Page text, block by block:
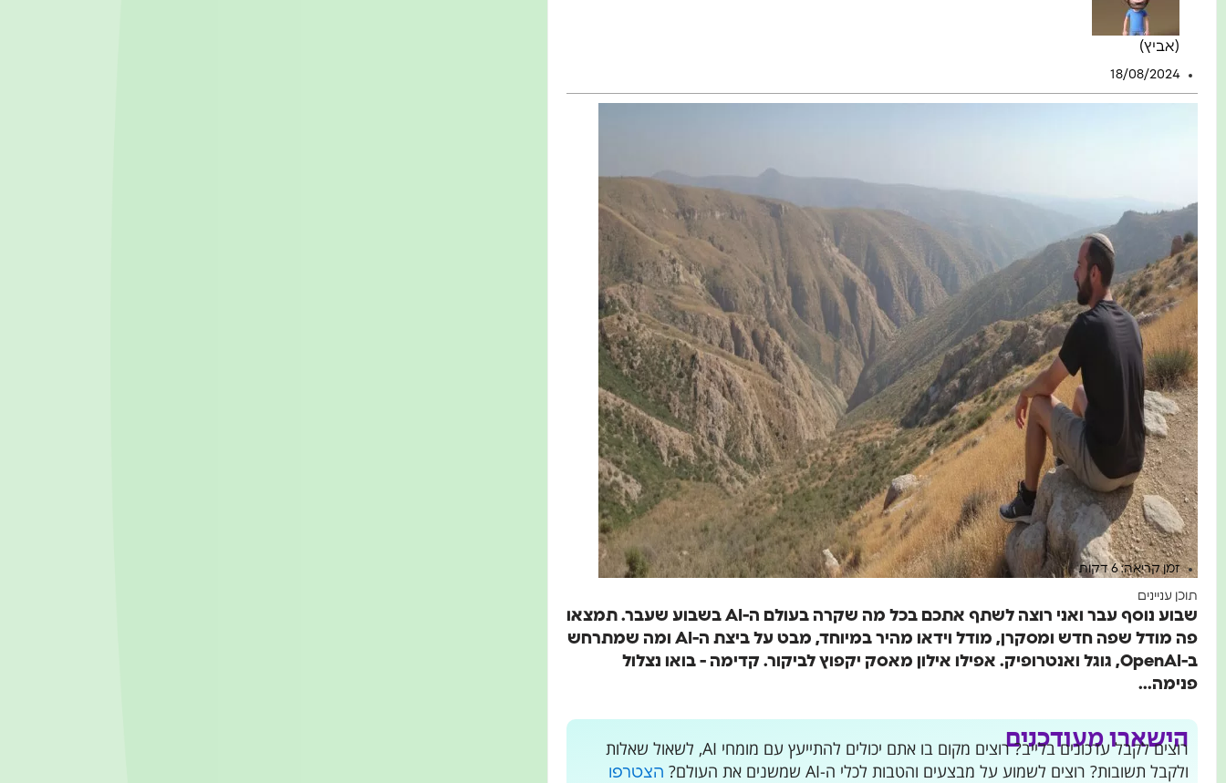
(אביץ)
18/08/2024
זמן קריאה: 6 דקות
תוכן עניינים
שבוע נוסף עבר ואני רוצה לשתף אתכם בכל מה שקרה בעולם ה-AI בשבוע שעבר. תמצאו
פה מודל שפה חדש ומסקרן, מודל וידאו מהיר במיוחד, מבט על ביצת ה-AI ומה שמתרחש
ב-OpenAI, גוגל ואנטרופיק. אפילו אילון מאסק יקפוץ לביקור. קדימה - בואו נצלול
פנימה...
הישארו מעודכנים
רוצים לקבל עדכונים בלייב? רוצים מקום בו אתם יכולים להתייעץ עם מומחי AI, לשאול שאלות
ולקבל תשובות? רוצים לשמוע על מבצעים והטבות לכלי ה-AI שמשנים את העולם?
הצטרפו